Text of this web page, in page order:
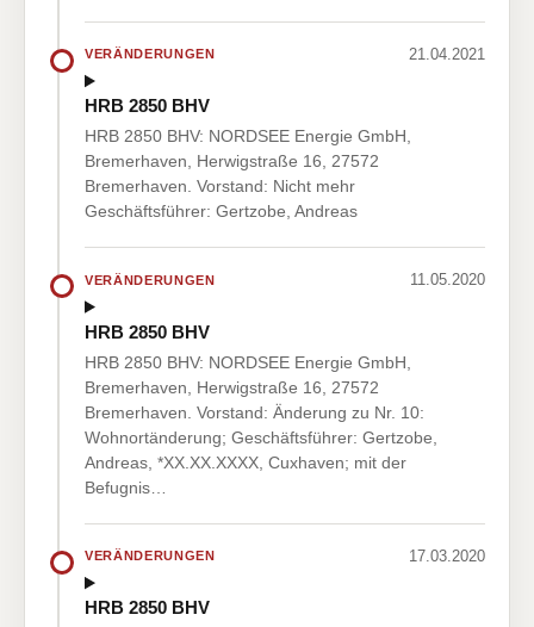
VERÄNDERUNGEN 21.04.2021
HRB 2850 BHV
HRB 2850 BHV: NORDSEE Energie GmbH,
Bremerhaven, Herwigstraße 16, 27572
Bremerhaven. Vorstand: Nicht mehr
Geschäftsführer: Gertzobe, Andreas
VERÄNDERUNGEN 11.05.2020
HRB 2850 BHV
HRB 2850 BHV: NORDSEE Energie GmbH,
Bremerhaven, Herwigstraße 16, 27572
Bremerhaven. Vorstand: Änderung zu Nr. 10:
Wohnortänderung; Geschäftsführer: Gertzobe,
Andreas, *XX.XX.XXXX, Cuxhaven; mit der
Befugnis…
VERÄNDERUNGEN 17.03.2020
HRB 2850 BHV